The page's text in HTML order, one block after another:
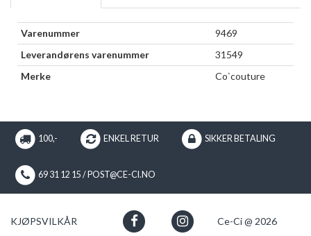
Varenummer
9469
Leverandørens varenummer
31549
Merke
Co`couture
100,- ENKEL RETUR SIKKER BETALING
69 31 12 15 / POST@CE-CI.NO
KJØPSVILKÅR Ce-Ci @ 2026